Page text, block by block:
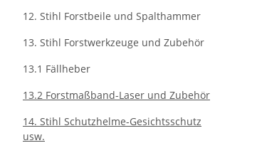
12. Stihl Forstbeile und Spalthammer
13. Stihl Forstwerkzeuge und Zubehör
13.1 Fällheber
13.2 Forstmaßband-Laser und Zubehör
14. Stihl Schutzhelme-Gesichtsschutz
usw.